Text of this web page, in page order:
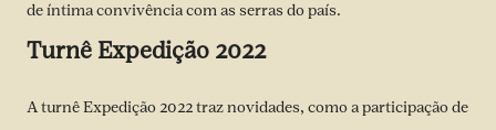
de íntima convivência com as serras do país.
Turnê Expedição 2022
A turnê Expedição 2022 traz novidades, como a participação de